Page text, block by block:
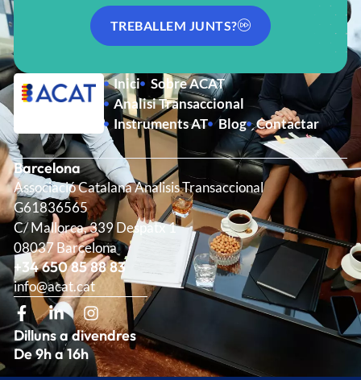
TREBALLEM JUNTS?
Inici
Sobre ACAT
Analisi Transaccional
Instruments AT Blog Contactar
Barcelona
Associació Catalana Analisis Transaccional
G61836565
C/ Mallorca, 339 Despatx 1
08037 Barcelona
+34 650 85 88 83
info@acat.cat
Dilluns a divendres
De 9h a 16h